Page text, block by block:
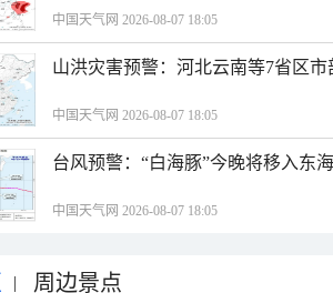
中国天气网 2026-08-07 18:05
山洪灾害预警：河北云南等7省区
中国天气网 2026-08-07 18:05
台风预警：“白海豚”今晚将移入东
中国天气网 2026-08-07 18:05
| 周边景点